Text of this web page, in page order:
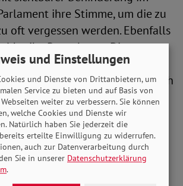
ihre Stimme, um die zu
oft vergessen werden. Ebenfalls
Monika Rosenbaum. Die
ist Leiterin des
Expertin der Aktion Mensch
Referentin für Arbeit und
von der Aktion Mensch
von Alex Berlin,
des SoVD und den SoVD-
und Einstellungen
und Dienste von Drittanbietern, um
Service zu bieten und auf Basis von
weiter zu verbessern. Sie können
welche Cookies und Dienste wir
Natürlich haben Sie jederzeit die
erteilte Einwilligung zu widerrufen.
auch zur Datenverarbeitung durch
Sie in unserer Datenschutzerklärung
.